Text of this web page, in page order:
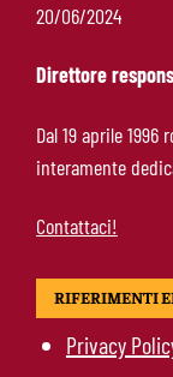
20/06/2024
Direttore
Dal 19 aprile
interamente
Contattaci!
RIFERIMENTI
Privacy